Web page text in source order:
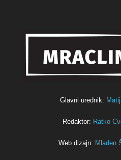
Glavni urednik:
Redaktor: Ratko
Web dizajn: Mladen